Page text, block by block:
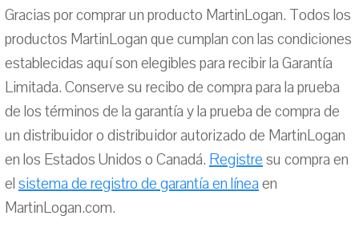
Gracias por comprar un producto MartinLogan. Todos los
productos MartinLogan que cumplan con las condiciones
establecidas aquí son elegibles para recibir la Garantía
Limitada. Conserve su recibo de compra para la prueba
de los términos de la garantía y la prueba de compra de
un distribuidor o distribuidor autorizado de MartinLogan
en los Estados Unidos o Canadá. Registresu compra en
elsistema de registro de garantía en líneaen
MartinLogan.com.